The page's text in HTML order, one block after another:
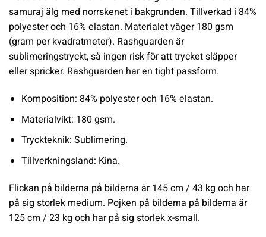
samuraj älg med norrskenet i bakgrunden. Tillverkad i 84%
polyester och 16% elastan. Materialet väger 180 gsm
(gram per kvadratmeter). Rashguarden är
sublimeringstryckt, så ingen risk för att trycket släpper
eller spricker. Rashguarden har en tight passform.
Komposition: 84% polyester och 16% elastan.
Materialvikt: 180 gsm.
Tryckteknik: Sublimering.
Tillverkningsland: Kina.
Flickan på bilderna på bilderna är 145 cm / 43 kg och har
på sig storlek medium. Pojken på bilderna på bilderna är
125 cm / 23 kg och har på sig storlek x-small.